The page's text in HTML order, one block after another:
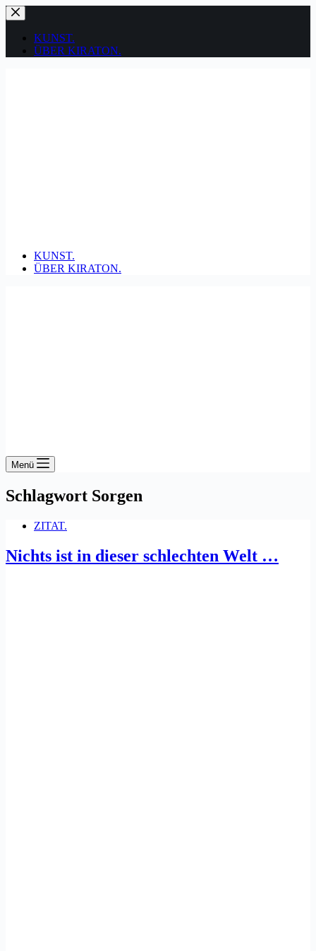
Zum
Inhalt
springenKUNST.
ÜBER KIRATON.
KUNST.
ÜBER KIRATON.
Menü
Schlagwort Sorgen
ZITAT.
Nichts ist in dieser schlechten Welt …